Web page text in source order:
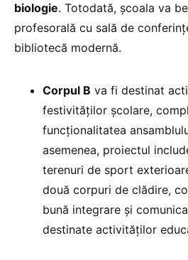
biologie. Totodată, școala va
profesorală cu sală de
bibliotecă modernă.
Corpul B va fi destinat
festivităților școlare,
funcționalitatea
asemenea, proiectul
terenuri de sport
două corpuri de clădire,
bună integrare și
destinate activităților